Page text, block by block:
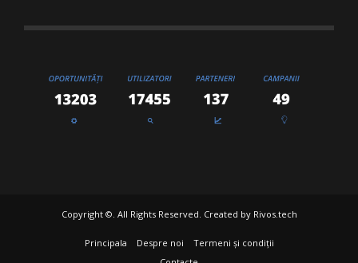
Copyright ©. All Rights Reserved. Created by Rivos.tech
Principala Despre noi
Termeni și condiții